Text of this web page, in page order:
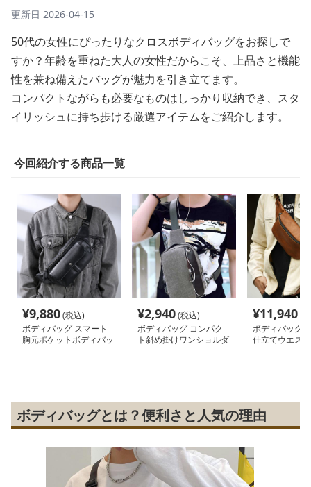
更新日 2026-04-15
50代の女性にぴったりなクロスボディバッグをお探しで
すか？年齢を重ねた大人の女性だからこそ、上品さと機能
性を兼ね備えたバッグが魅力を引き立てます。
コンパクトながらも必要なものはしっかり収納でき、スタ
イリッシュに持ち歩ける厳選アイテムをご紹介します。
今回紹介する商品一覧
¥9,880(税込)
ボディバッグ スマート
胸元ポケットボディバッ
¥2,940(税込)
ボディバッグ コンパク
ト斜め掛けワンショルダ
¥11,940
ボディバッグ
仕立てウエス
ボディバッグとは？便利さと人気の理由